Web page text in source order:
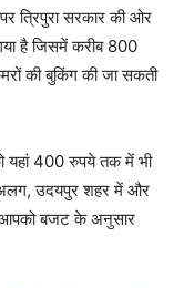
त्रिपुरा सरकार की ओर
है जिसमें करीब 800
की बुकिंग की जा सकती
400 रुपये तक में भी
उदयपुर शहर में और
आपको बजट के अनुसार